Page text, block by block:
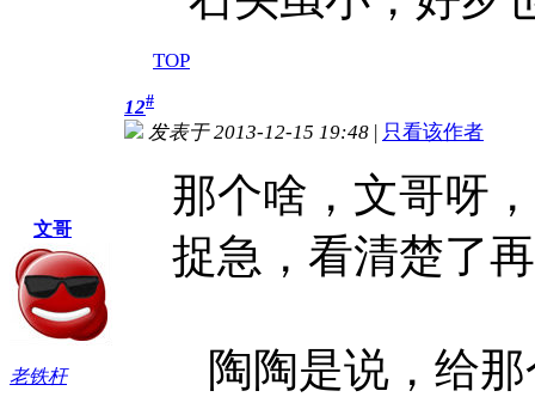
TOP
文哥
老铁杆
12#
发表于 2013-12-15 19:48 | 只看该作者
那个啥，文哥呀
捉急，看清楚了
陶陶是说，给那